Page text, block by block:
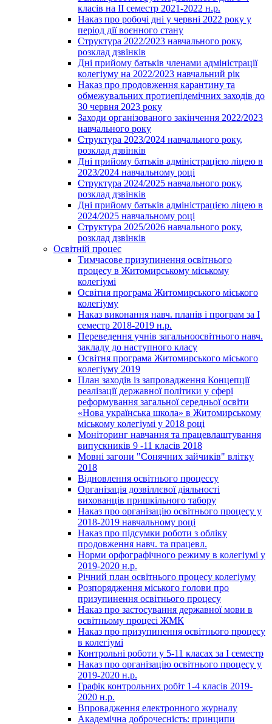
класів на ІІ семестр 2021-2022 н.р.
Наказ про робочі дні у червні 2022 року у
період дії воєнного стану
Структура 2022/2023 навчального року,
розклад дзвінків
Дні прийому батьків членами адміністрації
колегіуму на 2022/2023 навчальний рік
Наказ про продовження карантину та
обмежувальних протиепідемічних заходів до
30 червня 2023 року
Заходи організованого закінчення 2022/2023
навчального року
Структура 2023/2024 навчального року,
розклад дзвінків
Дні прийому батьків адміністрацією ліцею в
2023/2024 навчальному році
Структура 2024/2025 навчального року,
розклад дзвінків
Дні прийому батьків адміністрацією ліцею в
2024/2025 навчальному році
Структура 2025/2026 навчального року,
розклад дзвінків
Освітній процес
Тимчасове призупинення освітнього
процесу в Житомирському міському
колегіумі
Освітня програма Житомирського міського
колегіуму
Наказ виконання навч. планів і програм за І
семестр 2018-2019 н.р.
Переведення учнів загальноосвітнього навч.
закладу до наступного класу
Освітня програма Житомирського міського
колегіуму 2019
План заходів із запровадження Концепції
реалізації державної політики у сфері
реформування загальної середньої освіти
«Нова українська школа» в Житомирському
міському колегіумі у 2018 році
Моніторинг навчання та працевлаштування
випускників 9 -11 класів 2018
Мовні загони "Сонячних зайчиків" влітку
2018
Відновлення освітнього процессу
Організація дозвіллєвої діяльності
вихованців пришкільного табору
Наказ про організацію освітнього процесу у
2018-2019 навчальному році
Наказ про підсумки роботи з обліку
продовження навч. та працевл.
Норми орфографічного режиму в колегіумі у
2019-2020 н.р.
Річний план освітнього процесу колегіуму
Розпорядження міського голови про
призупинення освітнього процесу
Наказ про застосування державної мови в
освітньому процесі ЖМК
Наказ про призупинення освітнього процесу
в колегіумі
Контрольні роботи у 5-11 класах за І семестр
Наказ про організацію освітнього процесу у
2019-2020 н.р.
Графік контрольних робіт 1-4 класів 2019-
2020 н.р.
Впровадження електронного журналу
Академічна доброчесність: принципи